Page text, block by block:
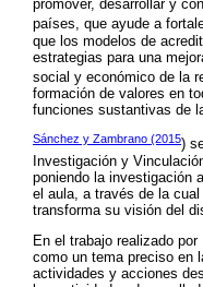
promover, desarrollar y
países, que ayude a
que los modelos de
estrategias para una
social y económico de la
formación de valores en
funciones sustantivas de
Sánchez y Zambrano (2015)
Investigación y
poniendo la investigación
el aula, a través de la
transforma su visión del
En el trabajo realizado
como un tema preciso en
actividades y acciones